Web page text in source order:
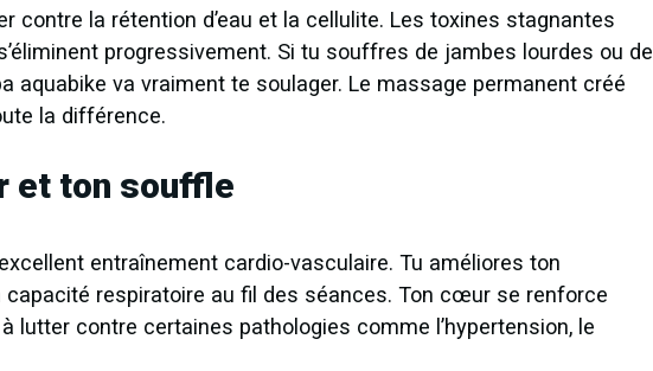
contre la rétention d’eau et la cellulite. Les toxines stagnantes
progressivement. Si tu souffres de jambes lourdes ou de
aquabike va vraiment te soulager. Le massage permanent créé
la différence.
et ton souffle
entraînement cardio-vasculaire. Tu améliores ton
respiratoire au fil des séances. Ton cœur se renforce
lutter contre certaines pathologies comme l’hypertension, le